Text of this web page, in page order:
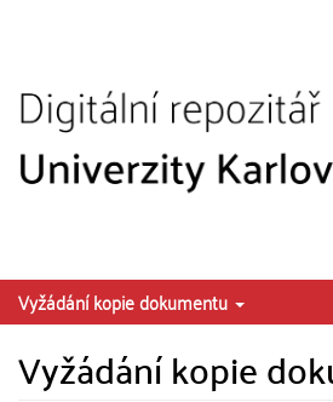
Vyžádání kopie dokumentu
Vyžádání kopie